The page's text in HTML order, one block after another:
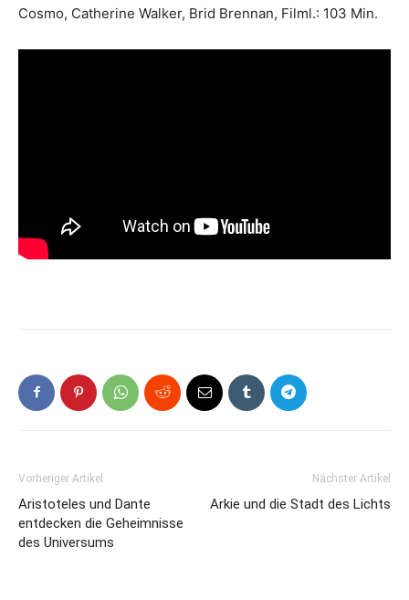
Cosmo, Catherine Walker, Brid Brennan, Filml.: 103 Min.
Vorheriger Artikel
Aristoteles und Dante
entdecken die Geheimnisse
des Universums
Nächster Artikel
Arkie und die Stadt des Lichts